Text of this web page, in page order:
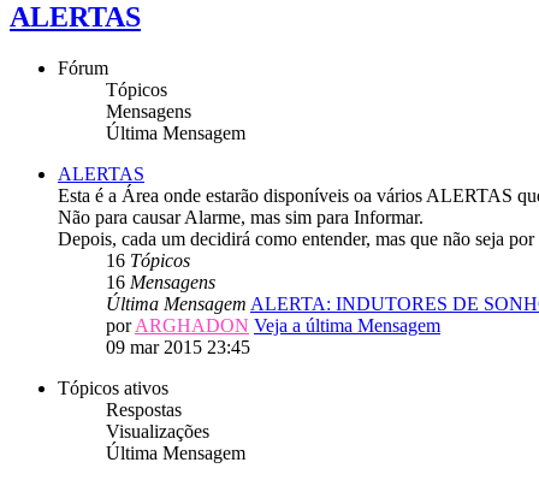
ALERTAS
Fórum
Tópicos
Mensagens
Última Mensagem
ALERTAS
Esta é a Área onde estarão disponíveis oa vários ALERTAS
Não para causar Alarme, mas sim para Informar.
Depois, cada um decidirá como entender, mas que não seja
16 Tópicos
16 Mensagens
Última Mensagem ALERTA: INDUTORES DE
porARGHADON Veja a última Mensagem
09 mar 2015 23:45
Tópicos ativos
Respostas
Visualizações
Última Mensagem